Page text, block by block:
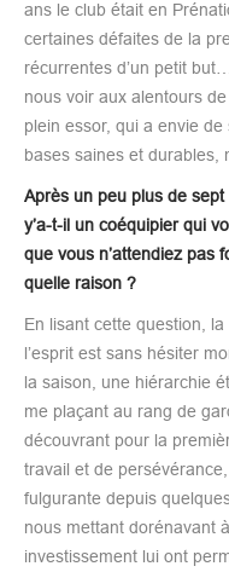
ans le club était en
certaines défaites de la
récurrentes d’un petit
nous voir aux alentours
plein essor, qui a envie
bases saines et durables,
Après un peu plus de
y’a-t-il un coéquipier qui
que vous n’attendiez pas
quelle raison ?
En lisant cette question,
l’esprit est sans hésiter
la saison, une hiérarchie
me plaçant au rang de
découvrant pour la
travail et de
fulgurante depuis
nous mettant dorénavant
investissement lui ont